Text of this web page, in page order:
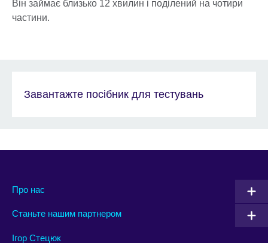
Він займає близько 12 хвилин і поділений на чотири
частини.
Завантажте посібник для тестувань
Про нас
Станьте нашим партнером
Ігор Стецюк